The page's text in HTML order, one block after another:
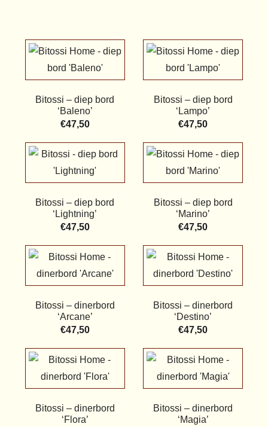
Bitossi – diep bord
‘Baleno’
€47,50
Bitossi – diep bord
‘Lampo’
€47,50
Bitossi – diep bord
‘Lightning’
€47,50
Bitossi – diep bord
‘Marino’
€47,50
Bitossi – dinerbord
‘Arcane’
€47,50
Bitossi – dinerbord
‘Destino’
€47,50
Bitossi – dinerbord
‘Flora’
Bitossi – dinerbord
‘Magia’